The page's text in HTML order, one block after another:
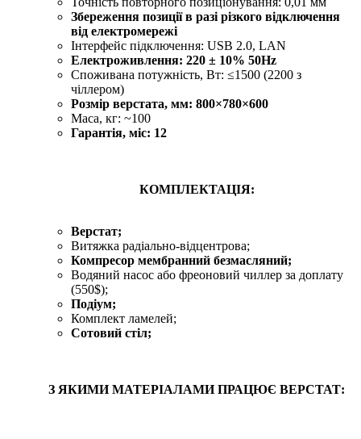
Збереження позиції в разі різкого відключення
від електромережі
Інтерфейс підключення: USB 2.0, LAN
Електроживлення: 220 ± 10% 50Hz
Споживана потужність, Вт: ≤1500 (2200 з
чіллером)
Розмір верстата, мм: 800×780×600
Маса, кг: ~100
Гарантія, міс: 12
КОМПЛЕКТАЦІЯ:
Верстат;
Витяжка радіально-відцентрова;
Компресор мембранний безмасляний;
Водяний насос або фреоновий чиллер за доплату
(550$);
Подіум;
Комплект ламелей;
Сотовий стіл;
З ЯКИМИ МАТЕРІАЛАМИ ПРАЦЮЄ ВЕРСТАТ: